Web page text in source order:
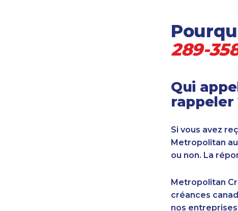
289-
Qui
rappeler
Si vous avez
Metropolitan au
ou non. La
Metropolitan
créances
nos